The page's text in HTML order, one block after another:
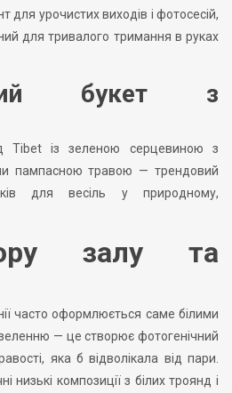
для урочистих виходів і фотосесій,
для тривалого тримання в руках
букет з
Tibet із зеленою серцевиною з
пампасною травою — трендовий
для весіль у природному,
залу та
часто оформлюється саме білими
— це створює фотогенічний
яка б відволікала від пари.
низькі композиції з білих троянд і